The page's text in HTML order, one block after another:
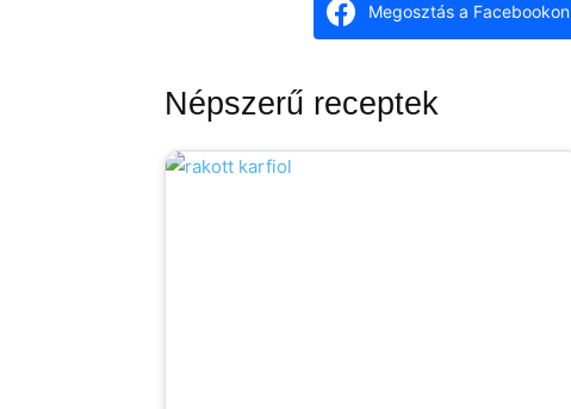
Megosztás a Facebookon
Népszerű receptek